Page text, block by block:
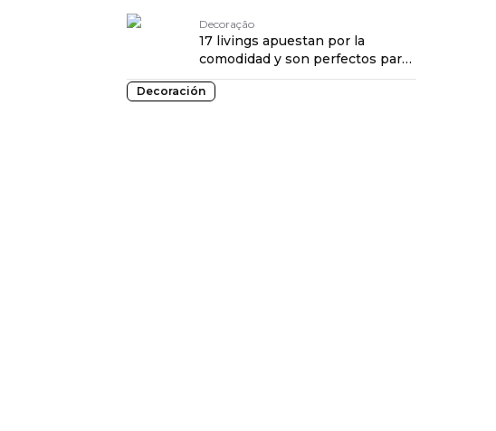
Decoração
17 livings apuestan por la
comodidad y son perfectos para
recibir
Decoración